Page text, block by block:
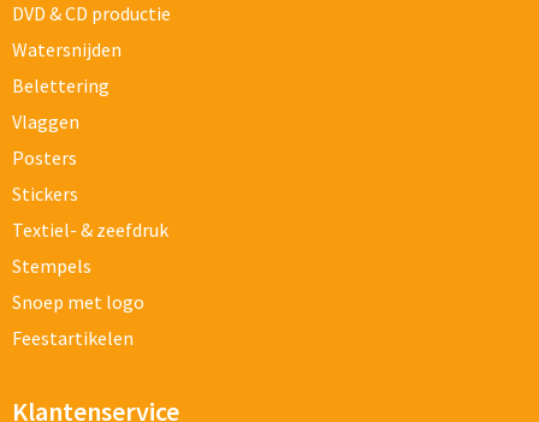
DVD & CD productie
Watersnijden
Belettering
Vlaggen
Posters
Stickers
Textiel- & zeefdruk
Stempels
Snoep met logo
Feestartikelen
Klantenservice